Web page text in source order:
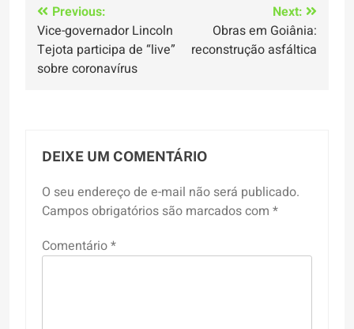
Navegação
de
Post
Previous:
Vice-governador Lincoln
Tejota participa de “live”
sobre coronavírus
Next:
Obras em Goiânia:
reconstrução asfáltica
DEIXE UM COMENTÁRIO
O seu endereço de e-mail não será publicado.
Campos obrigatórios são marcados com *
Comentário*